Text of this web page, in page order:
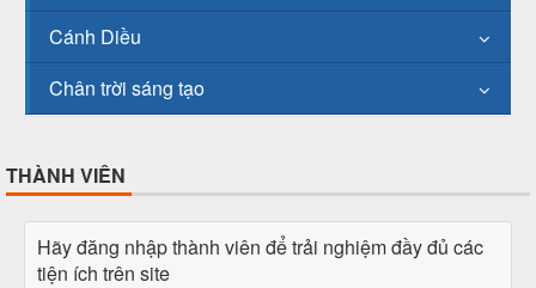
Cánh Diều
Chân trời sáng tạo
THÀNH VIÊN
Hãy đăng nhập thành viên để trải nghiệm đầy đủ các
tiện ích trên site